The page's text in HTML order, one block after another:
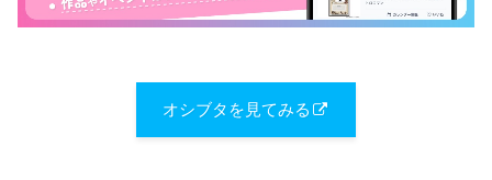
オシブタを見てみる